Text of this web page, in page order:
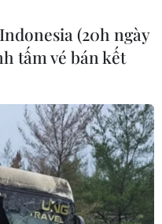
ngoại giao lớn
(20h ngày
tấm vé bán kết